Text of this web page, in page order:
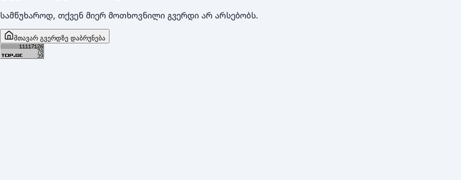
სამწუხაროდ, თქვენ მიერ მოთხოვნილი გვერდი არ არსებობს.
მთავარ გვერდზე დაბრუნება